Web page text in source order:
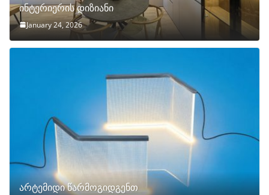
ინტერიერის დიზიანი
January 24, 2026
არტემიდი წარმოგიდგენთ